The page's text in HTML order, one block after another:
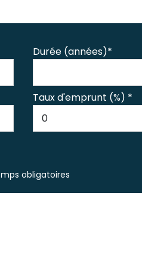
Durée (années)*
Taux d'emprunt (%) *
obligatoires